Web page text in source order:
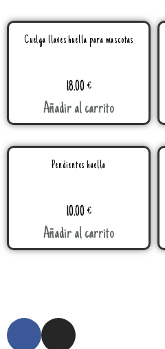
Cuelga llaves huella para mascotas
18.00€
Añadir al carrito
Pendientes huella
10.00€
Añadir al carrito